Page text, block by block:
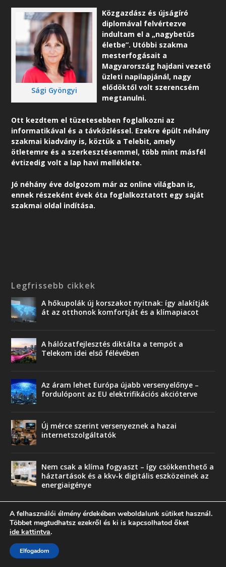
Sági Gyöngyi
Közgazdász és újságíró
diplomával felvértezve
indultam el a „nagybetűs
életbe”. Utóbbi szakma
mesterfogásait a
Magyarország hajdani vezető
üzleti napilapjánál, nagy
elődöktől volt szerencsém
megtanulni.
Ott kezdtem el tüzetesebben foglalkozni az
informatikával és a távközléssel. Ezekre épült néhány
szakmai kiadvány is, köztük a Telebit, amely
ötletemre és a szerkesztésemmel, több mint másfél
évtizedig volt a lap havi melléklete.
Jó néhány éve dolgozom már az online világban is,
ennek részeként évek óta foglalkoztatott egy saját
szakmai oldal indítása.
Legfrissebb cikkek
A hőkupolák új korszakot nyitnak: így alakítják
át az otthonok komfortját és a klímapiacot
A hálózatfejlesztés diktálta a tempót a
Telekom idei első félévében
Az áram lehet Európa újabb versenyelőnye –
fordulópont az EU elektrifikációs akcióterve
Új mérce szerint versenyeznek a hazai
internetszolgáltatók
Nem csak a klíma fogyaszt – így csökkenthető a
háztartások és a kkv-k digitális eszközeinek az
energiaigénye
Trend
Üzlet
A felhasználói élmény érdekében weboldalunk sütiket használ.
Többet megtudhatsz ezekről és ki is kapcsolhatod őket
ide kattintva.
Elfogadom